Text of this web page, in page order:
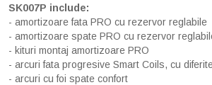
SK007P include:
- amortizoare fata PRO cu rezervor reglabile
- amortizoare spate PRO cu rezervor
- kituri montaj amortizoare PRO
- arcuri fata progresive Smart Coils, cu
- arcuri cu foi spate confort